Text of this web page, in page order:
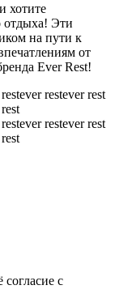
хотите
отдыха! Эти
на пути к
от
Ever Rest!
ever restever rest
ever restever rest
с